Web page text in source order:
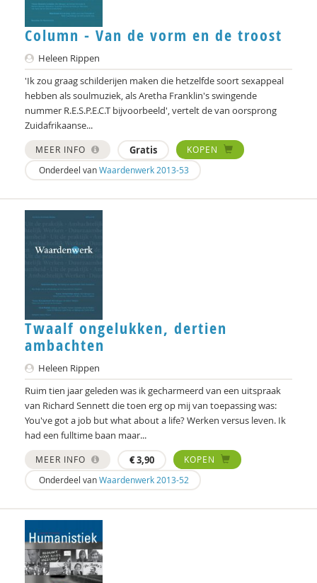
Hielke Bosma
Noortje Bot
Jolande Bource
Bernice Bovenkerk
Bram van Boxtel
Jules Brabers
Jan Bransen
Xannah Brohm
Richard Brons
Ria Brouwers
Denijs Bru
Margreet Bruens
Ellen de Bruin
Ton Bruining
Aishlinn Bruinja
Suzan Brukx
Jet Bussemaker
Alain Caillé e.v.a
Column - Van de vorm en de troost
Heleen Rippen
'Ik zou graag schilderijen maken die hetzelfde soort sexappeal
hebben als soulmuziek, als Aretha Franklin's swingende
nummer R.E.S.P.E.C.T bijvoorbeeld', vertelt de van oorsprong
Zuidafrikaanse...
MEER INFO Gratis
KOPEN
Onderdeel vanWaardenwerk 2013-53
Twaalf ongelukken, dertien
ambachten
Heleen Rippen
Ruim tien jaar geleden was ik gecharmeerd van een uitspraak
van Richard Sennett die toen erg op mij van toepassing was:
You've got a job but what about a life? Werken versus leven. Ik
had een fulltime baan maar...
MEER INFO €3,90
KOPEN
Onderdeel vanWaardenwerk 2013-52